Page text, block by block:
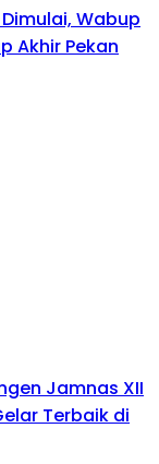
Wabup
Akhir Pekan
Jamnas XII
Terbaik di